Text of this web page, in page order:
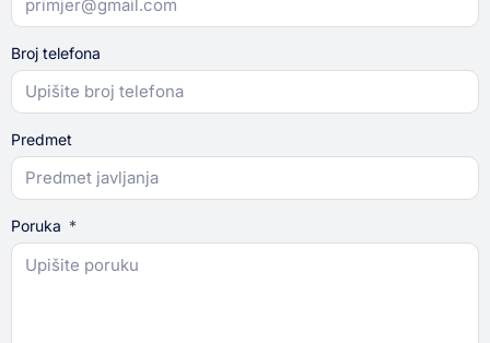
Broj telefona
Predmet
Poruka